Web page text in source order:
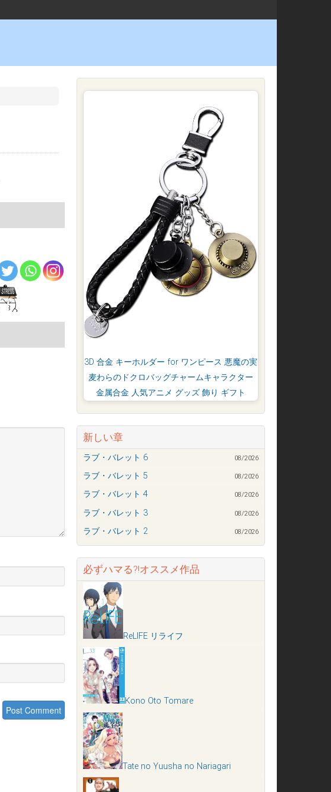
3D 合金 キーホルダー for ワンピース 悪魔の実
麦わらのドクロバッグチャームキャラクター
金属合金 人気アニメ グッズ 飾り ギフト
新しい章
ラブ・バレット 6 08/2026
ラブ・バレット 5 08/2026
ラブ・バレット 4 08/2026
ラブ・バレット 3 08/2026
ラブ・バレット 2 08/2026
必ずハマる?!オススメ作品
ReLIFE リライフ
Kono Oto Tomare
Tate no Yuusha no Nariagari